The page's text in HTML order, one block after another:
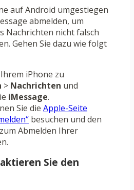
auf Android umgestiegen
abmelden, um
Nachrichten nicht falsch
Gehen Sie dazu wie folgt
iPhone zu
> Nachrichten und
iMessage.
Sie die Apple-Seite
besuchen und den
Abmelden Ihrer
Sie den